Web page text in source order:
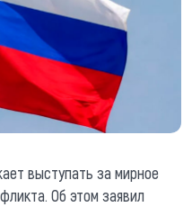
выступать за мирное
Об этом заявил